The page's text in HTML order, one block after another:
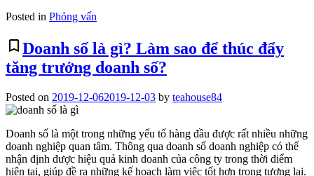
Posted in Phỏng vấn
bookmark_border Doanh số là gì? Làm sao để thúc đẩy
tăng trưởng doanh số?
Posted on 2019-12-062019-12-03 by teahouse84
Doanh số là một trong những yếu tố hàng đầu được rất nhiều những
doanh nghiệp quan tâm. Thông qua doanh số doanh nghiệp có thể
nhận định được hiệu quả kinh doanh của công ty trong thời điểm
hiện tại, giúp đề ra những kế hoạch làm việc tốt hơn trong tương lai.